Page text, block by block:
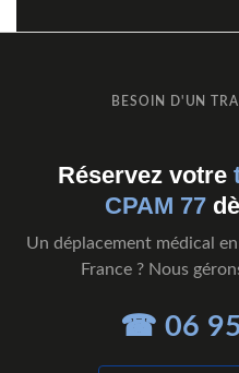
BESOIN D'UN
Réservez votre
CPAM 77
Un déplacement médical
France ? Nous
☎ 06